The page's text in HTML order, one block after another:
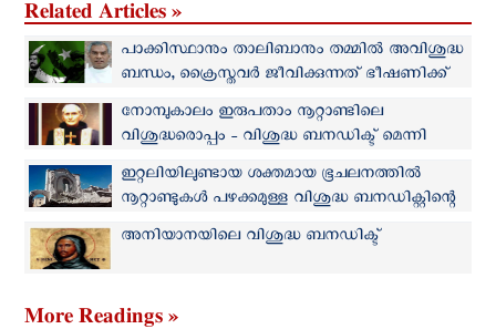
Related Articles »
പാക്കിസ്ഥാനും താലിബാനും തമ്മിൽ അവിശുദ്ധ
ബന്ധം, ക്രൈസ്തവർ ജീവിക്കുന്നത് ഭീഷണിക്ക്
നടുവിൽ: വൈദികന്റെ വെളിപ്പെടുത്തല്‍
നോമ്പുകാലം ഇരുപതാം നൂറ്റാണ്ടിലെ
വിശുദ്ധരൊപ്പം - വിശുദ്ധ ബനഡിക്ട് മെന്നി
ഇറ്റലിയിലുണ്ടായ ശക്തമായ ഭൂചലനത്തില്‍
നൂറ്റാണ്ടുകള്‍ പഴക്കമുള്ള വിശുദ്ധ ബനഡിക്റ്റിന്റെ
ബസലിക്ക തകര്‍ന്നു
അനിയാനയിലെ വിശുദ്ധ ബനഡിക്ട്
More Readings »